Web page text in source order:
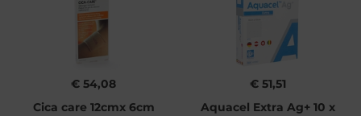
€ 54,08
Cica care 12cmx 6cm
€ 51,51
Aquacel Extra Ag+ 10 x